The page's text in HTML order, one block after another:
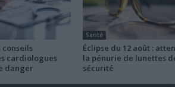
conseils
cardiologues
danger
Santé
Éclipse du 12 août :
la pénurie de lunettes
sécurité